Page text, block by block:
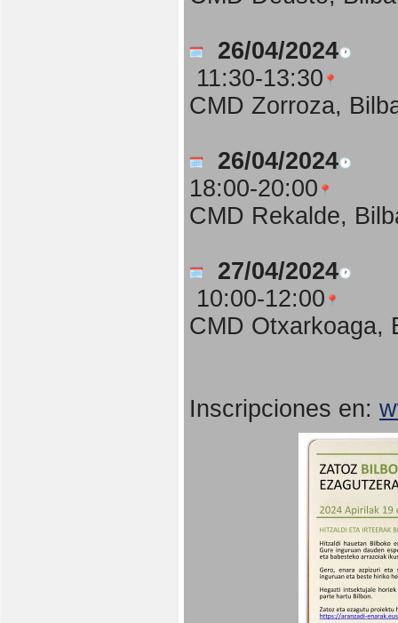
26/04/2024
11:30-13:30
CMD Zorroza,
26/04/2024
18:00-20:00
CMD Rekalde,
27/04/2024
10:00-12:00
CMD Otxarkoaga,
Inscripciones en: